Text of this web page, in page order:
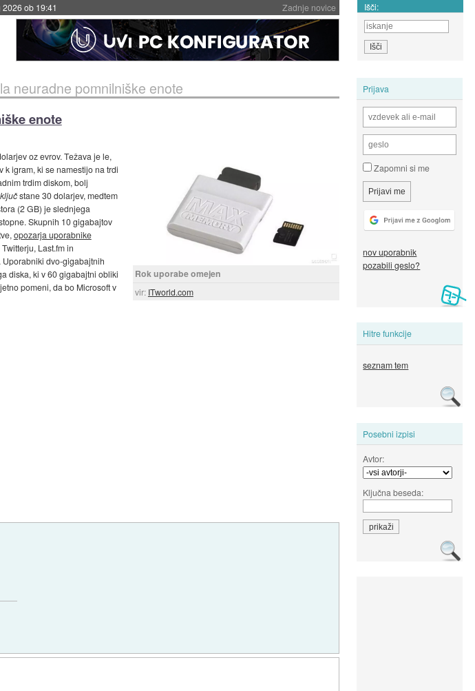
Zadnje novice
2026 ob 19:41 Išči:
Prijava
Zapomni si me
nov uporabnik
pozabili geslo?
Hitre funkcije
seznam tem
Posebni izpisi
Avtor:
Ključna beseda:
neuradne pomnilniške enote
enote
Rok uporabe omejen
vir: ITworld.com
oz evrov. Težava je le,
igram, ki se namestijo na trdi
trdim diskom, bolj
stane 30 dolarjev, medtem
(2 GB) je slednjega
Skupnih 10 gigabajtov
opozarja uporabnike
Last.fm in
dvo-gigabajtnih
diska, ki v 60 gigabajtni obliki
pomeni, da bo Microsoft v